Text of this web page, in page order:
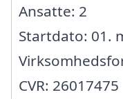
Ansatte: 2
Startdato: 01.
CVR: 26017475